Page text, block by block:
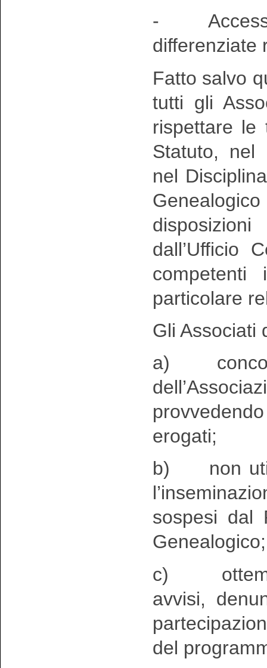
- Accesso
differenziate
Fatto salvo
tutti gli
rispettare le
Statuto, nel
nel
dall’Ufficio
particolare
Gli Associati
a)
erogati;
b) non
sospesi dal
Genealogico;
c)
avvisi,
del